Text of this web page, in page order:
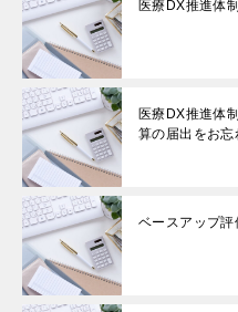
医療DX推進体
医療DX推進体
算の届出をお忘
ベースアップ